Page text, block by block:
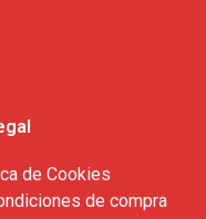
de Cookies
de compra